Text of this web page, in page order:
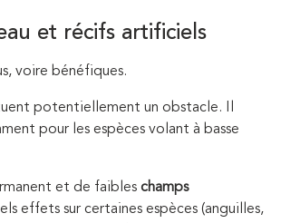
et récifs artificiels
voire bénéfiques.
potentiellement un obstacle. Il
pour les espèces volant à basse
et de faibles champs
effets sur certaines espèces (anguilles,